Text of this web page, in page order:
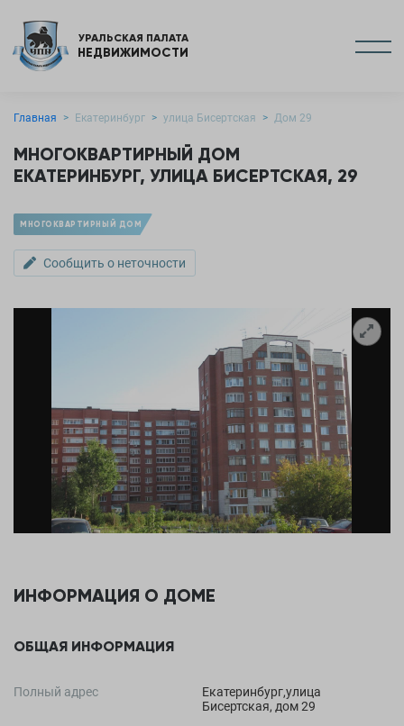
УРАЛЬСКАЯ ПАЛАТА
НЕДВИЖИМОСТИ
Главная Екатеринбург улица Бисертская Дом 29
МНОГОКВАРТИРНЫЙ ДОМ
ЕКАТЕРИНБУРГ, УЛИЦА БИСЕРТСКАЯ, 29
МНОГОКВАРТИРНЫЙ ДОМ
Сообщить о неточности
ИНФОРМАЦИЯ О ДОМЕ
ОБЩАЯ ИНФОРМАЦИЯ
Полный адрес
Екатеринбург,улица
Бисертская, дом 29